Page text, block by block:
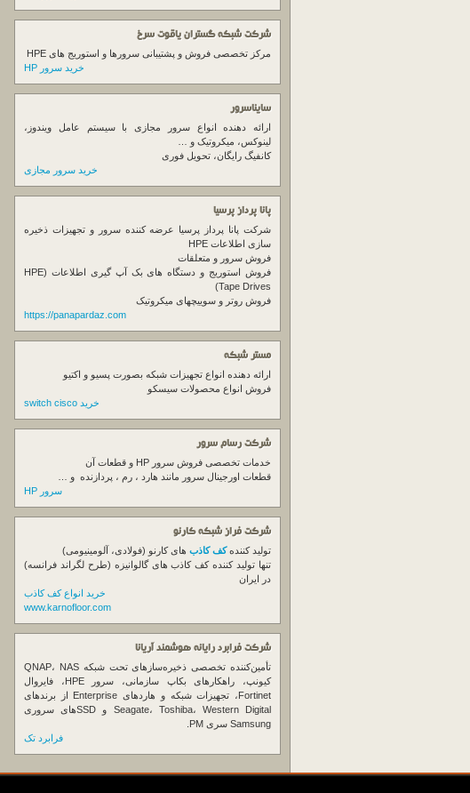
شرکت شبکه گستران یاقوت سرخ
مرکز تخصصی فروش و پشتیبانی سرورها و استوریج های HPE
خرید سرور HP
سایناسرور
ارائه دهنده انواع سرور مجازی با سیستم عامل ویندوز،
لینوکس، میکروتیک و …
کانفیگ رایگان، تحویل فوری
خرید سرور مجازی
پانا پرداز پرسیا
شرکت پانا پرداز پرسیا عرضه کننده سرور و تجهیزات ذخیره
سازی اطلاعات HPE
فروش سرور و متعلقات
فروش استوریج و دستگاه های بک آپ گیری اطلاعات (HPE
Tape Drives)
فروش روتر و سوییچهای میکروتیک
https://panapardaz.com
مستر شبکه
ارائه دهنده انواع تجهیزات شبکه بصورت پسیو و اکتیو
فروش انواع محصولات سیسکو
خرید switch cisco
شرکت رسام سرور
خدمات تخصصی فروش سرور
قطعات اورجینال سرور مانند هارد ، رم ، پردازنده و …
سرور HP
شرکت فراز شبکه کارنو
تولید کنندهکف کاذب های کارنو (فولادی، آلومینیومی)
تنها تولید کننده کف کاذب های گالوانیزه (طرح لگراند فرانسه)
در ایران
خرید انواع کف کاذب
www.karnofloor.com
شرکت فرابرد رایانه هوشمند آریانا
تأمین‌کننده تخصصی ذخیره‌سازهای تحت شبکه QNAP، NAS
کیونپ، راهکارهای بکاپ سازمانی، سرور HPE، فایروال
Fortinet، تجهیزات شبکه و هاردهای Enterprise از برندهای
Seagate، Toshiba، Western Digital و SSDهای سروری
Samsung سری PM.
فرابرد تک